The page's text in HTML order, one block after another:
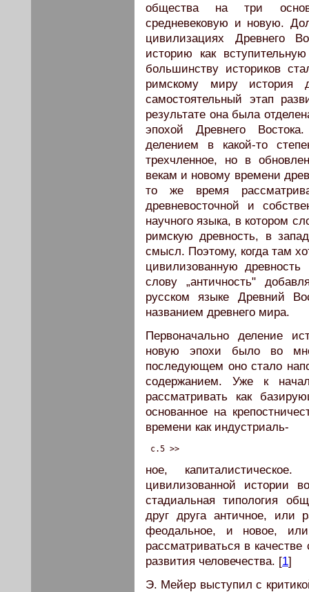
общества на три
средневековую и новую.
цивилизациях Древнего
историю как
большинству историков
римскому миру история
самостоятельный этап
результате она была
эпохой Древнего
делением в какой-то
трехчленное, но в
векам и новому времени
то же время
древневосточной и
научного языка, в котором
римскую древность, в
смысл. Поэтому, когда там
цивилизованную
слову „античность"
русском языке Древний
названием древнего мира.
Первоначально деление
новую эпохи было во
последующем оно стало
содержанием. Уже к
рассматривать как
основанное на
времени как индустриаль-
c.5 >>
ное,
цивилизованной истории
стадиальная типология
друг друга античное, или
феодальное, и новое, или
рассматриваться в качестве
развития человечества. [1]
Э. Мейер выступил с